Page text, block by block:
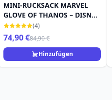
MINI-RUCKSACK MARVEL
GLOVE OF THANOS – DISNEY
LOUNGEFLY
(4)
74,90 €84,90 €
Hinzufügen